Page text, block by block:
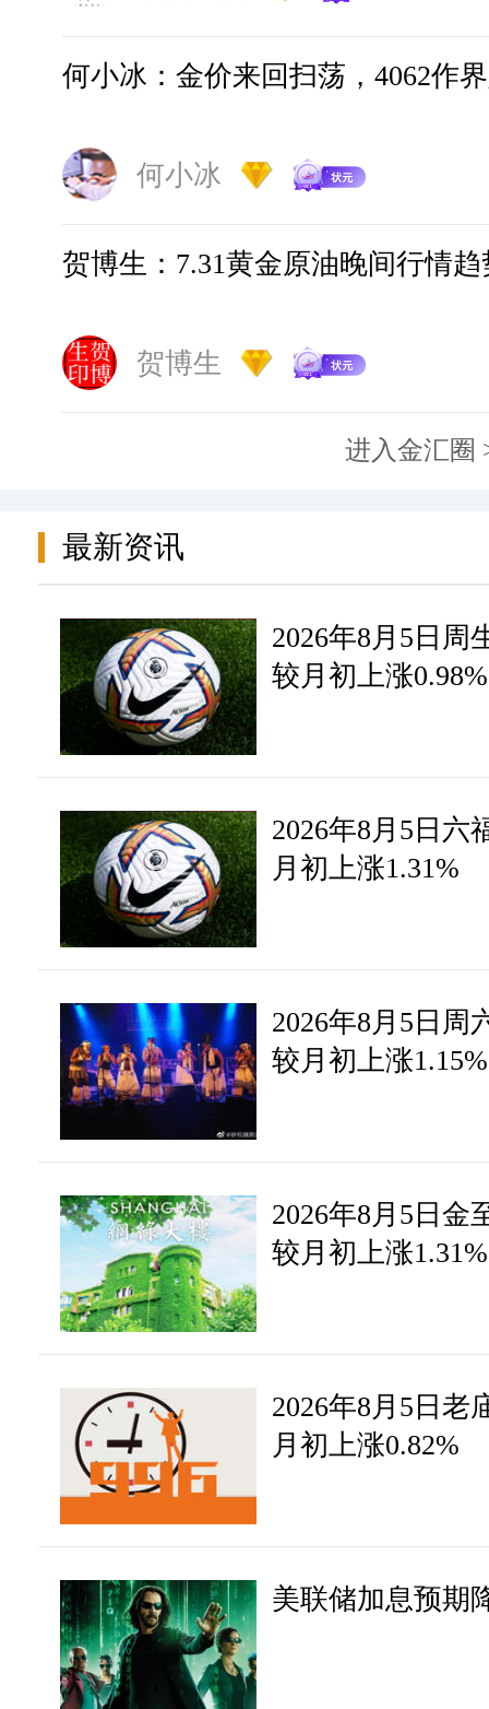
答
涨4-6个交易日后就会跌4-6
可以考虑继续反弹试空的思
静雅老师 08-29 10:49
网友： 镑美哪里空合适
答
静雅老师：目前已经在
今天只要价格不突破这个压
静雅老师 08-29 10:49
网友：老师，镑美今天如何
答
静雅老师：主方向还是建议
主
静雅老师
问 网友： 请问澳美可以空吗
答 静雅老师：还是建议回调低
静雅老师 08-29 10:49
问 网友： 老师 现在有美金 要
要看你的时间需求
静雅老师
答 静雅老师：还是建议回调低
何小冰：金价来回扫荡，4062作
何小冰
贺博生：7.31黄金原油晚间行情
贺博生
进入金汇圈
最新资讯
2026年8月5日周
较月初上涨0.98%
2026年8月5日六
月初上涨1.31%
2026年8月5日周
较月初上涨1.15%
2026年8月5日金
较月初上涨1.31%
2026年8月5日老
月初上涨0.82%
美联储加息预期